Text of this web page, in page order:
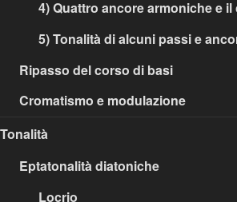
4) Quattro ancore armoniche e
5) Tonalità di alcuni passi e
Ripasso del corso di basi
Cromatismo e modulazione
Tonalità
Eptatonalità diatoniche
Locrio